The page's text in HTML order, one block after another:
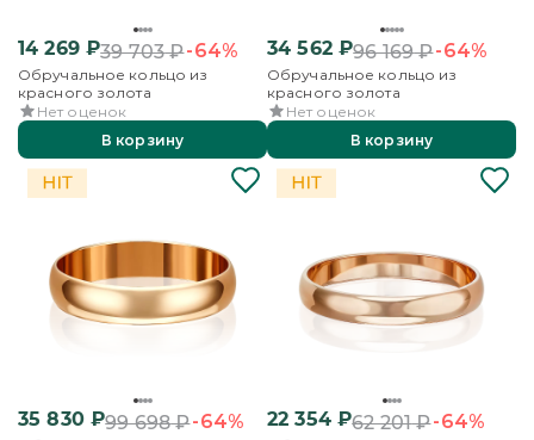
14 269₽39 703₽-64%
Обручальное кольцо из
красного золота
Нет оценок
В корзину
34 562₽96 169₽-64%
Обручальное кольцо из
красного золота
Нет оценок
В корзину
35 830₽99 698₽-64% 22 354₽62 201₽-64%